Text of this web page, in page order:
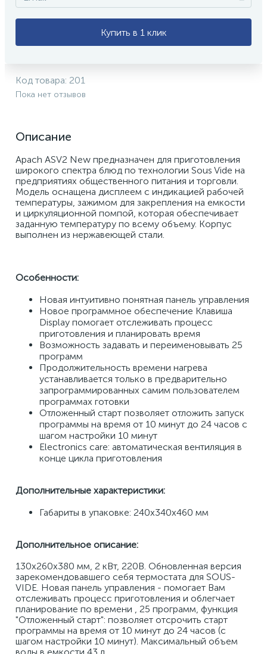
Купить в 1 клик
Код товара: 201
Пока нет отзывов
Описание
Apach ASV2 New предназначен для приготовления
широкого спектра блюд по технологии Sous Vide на
предприятиях общественного питания и торговли.
Модель оснащена дисплеем с индикацией рабочей
температуры, зажимом для закрепления на емкости
и циркуляционной помпой, которая обеспечивает
заданную температуру по всему объему. Корпус
выполнен из нержавеющей стали.
Особенности:
Новая интуитивно понятная панель управления
Новое программное обеспечение Клавиша
Display помогает отслеживать процесс
приготовления и планировать время
Возможность задавать и переименовывать 25
программ
Продолжительность времени нагрева
устанавливается только в предварительно
запрограммированных самим пользователем
программах готовки
Отложенный старт позволяет отложить запуск
программы на время от 10 минут до 24 часов с
шагом настройки 10 минут
Electronics care: автоматическая вентиляция в
конце цикла приготовления
Дополнительные характеристики:
Габариты в упаковке: 240х340х460 мм
Дополнительное описание:
130х260х380 мм, 2 кВт, 220В. Обновленная версия
зарекомендовавшего себя термостата для SOUS-
VIDE. Новая панель управления - помогает Вам
отслеживать процесс приготовления и облегчает
планирование по времени , 25 программ, функция
"Отложенный старт": позволяет отсрочить старт
программы на время от 10 минут до 24 часов (с
шагом настройки 10 минут). Максимальный объем